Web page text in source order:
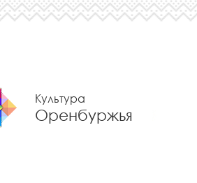
Культура
Оренбуржья